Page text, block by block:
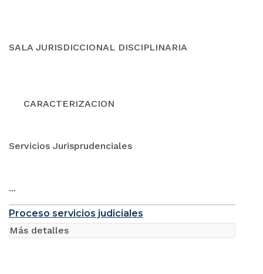
SALA JURISDICCIONAL DISCIPLINARIA
CARACTERIZACION
Servicios Jurisprudenciales
...
Proceso servicios judiciales
Más detalles